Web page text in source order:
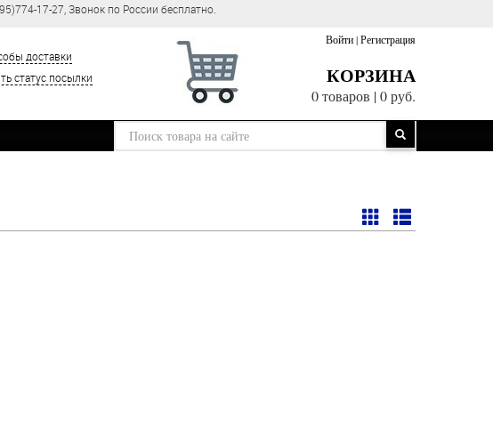
17-27, Звонок по России бесплатно.
доставки
статус посылки
Войти|Регистрация
КОРЗИНА
0 товаров |0 руб.